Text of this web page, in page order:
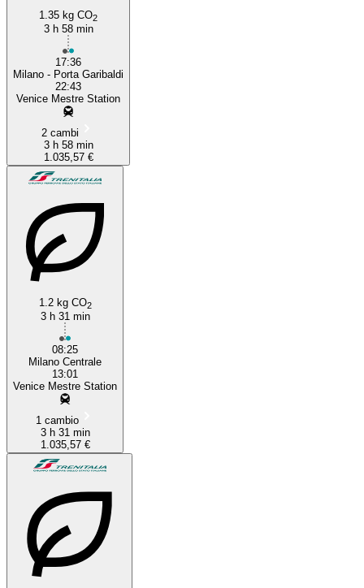
1.35 kg CO2
3 h 58 min
17:36
Milano - Porta Garibaldi
22:43
Venice Mestre Station
2 cambi
3 h 58 min
1.035,57 €
1.2 kg CO2
3 h 31 min
08:25
Milano Centrale
13:01
Venice Mestre Station
1 cambio
3 h 31 min
1.035,57 €